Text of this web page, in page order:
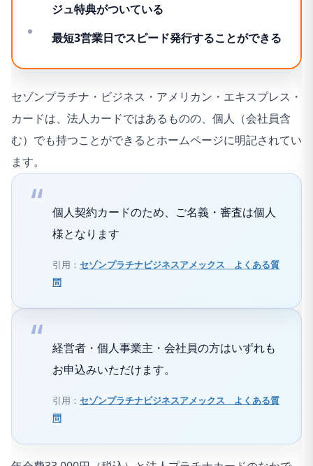
ジュ特典がついている
最短3営業日でスピード発行することができる
セゾンプラチナ・ビジネス・アメリカン・エキスプレス・
カードは、法人カードではあるものの、個人（会社員含
む）でも持つことができるとホームページに明記されてい
ます。
個人契約カードのため、ご名義・審査は個人
様となります
引用： セゾンプラチナビジネスアメックス よくある質
問
経営者・個人事業主・会社員の方はいずれも
お申込みいただけます。
引用： セゾンプラチナビジネスアメックス よくある質
問